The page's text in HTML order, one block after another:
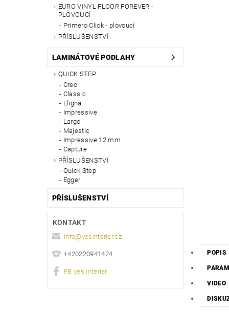
EURO VINYL FLOOR FOREVER -
PLOVOUCÍ
Primero Click - plovoucí
PŘÍSLUŠENSTVÍ
LAMINÁTOVÉ PODLAHY
QUICK STEP
Creo
Classic
Eligna
Impressive
Largo
Majestic
Impressive 12 mm
Capture
PŘÍSLUŠENSTVÍ
Quick Step
Egger
PŘÍSLUŠENSTVÍ
KONTAKT
info@yesinterier.cz
+420220941474
FB yes interier
POPIS
VIDEO